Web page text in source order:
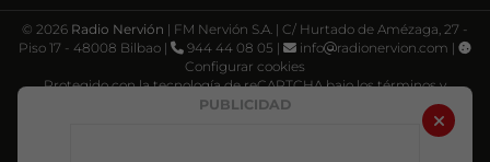
PUBLICIDAD
© 2026 Radio Nervión | FM Nervión S.A. | C/ Hurtado de Amézaga, 27 -
Piso 17 - 48008 Bilbao |
944 44 08 05 | info
radionervion.com |
Configurar cookies
Protegido con la tecnología de reCAPTCHA bajo los términos y
Política de privacidad Términos de servicio